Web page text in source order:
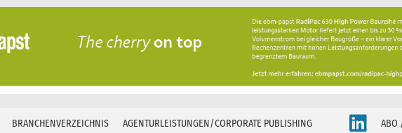
BRANCHENVERZEICHNIS AGENTURLEISTUNGEN/CORPORATE PUBLISHING ABO